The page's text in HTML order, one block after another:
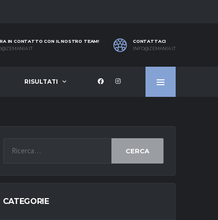
IN CONTATTO CON IL NOSTRO TEAM!
CONTATTACI
INFO@ZEMANIA.IT
RISULTATI
CERCA
CATEGORIE